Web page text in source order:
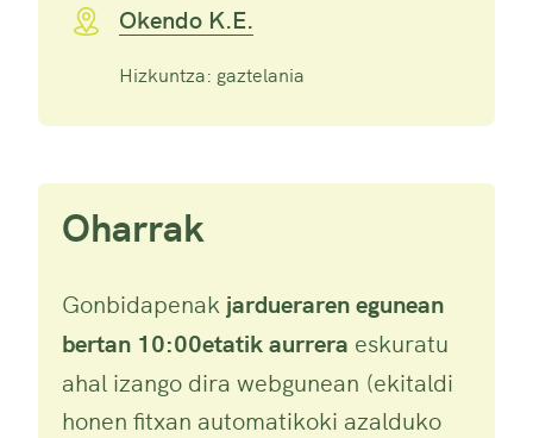
Okendo K.E.
Hizkuntza: gaztelania
Oharrak
Gonbidapenak jardueraren egunean
bertan 10:00etatik aurrera eskuratu
ahal izango dira webgunean (ekitaldi
honen fitxan automatikoki azalduko